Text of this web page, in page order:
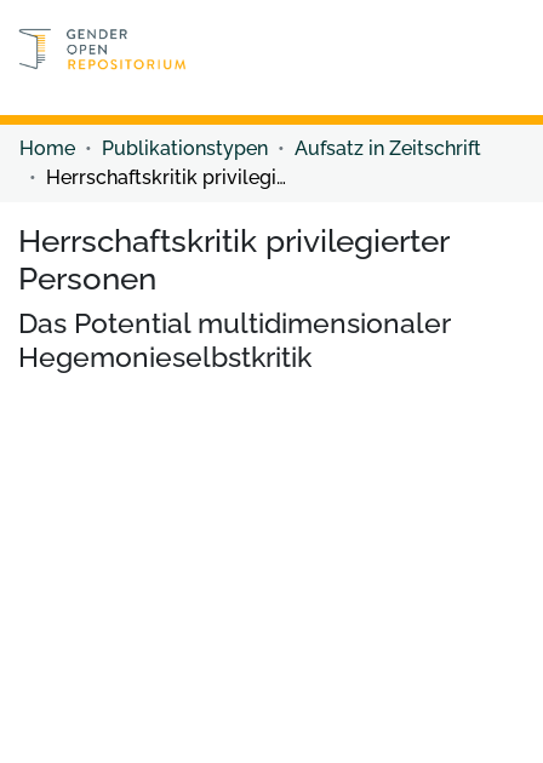
Discover content
Home Publikationstypen
Aufsatz in Zeitschrift
Herrschaftskritik privilegierter Personen
Herrschaftskritik privilegierter
Personen
Das Potential multidimensionaler
Hegemonieselbstkritik